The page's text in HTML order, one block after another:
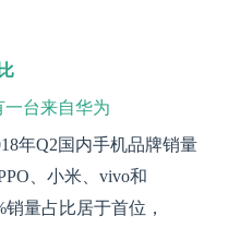
一台来自华为
年Q2国内手机品牌销量
、小米、vivo和
销量占比居于首位，